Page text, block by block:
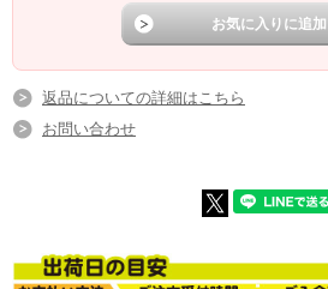
返品についての詳細はこちら
お問い合わせ